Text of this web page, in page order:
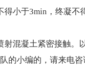
得小于3min，终凝不
射混凝土紧密接触。
的小编的，请来电咨